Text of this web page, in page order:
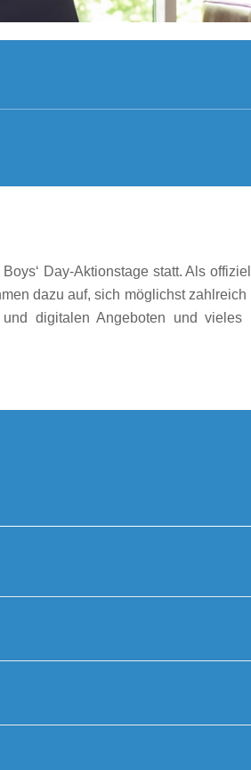
Day-Aktionstage statt. Als
dazu auf, sich möglichst
digitalen Angeboten und vieles